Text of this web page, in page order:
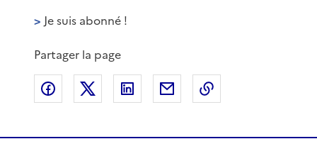
> Je suis abonné !
Partager la page
Partager sur Facebook
Partager sur XPartager sur LinkedIn
Partager par email